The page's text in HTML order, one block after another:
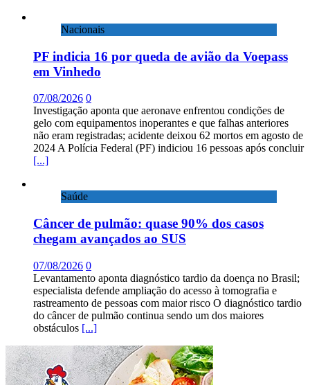
Nacionais
PF indicia 16 por queda de avião da Voepass
em Vinhedo
07/08/2026 0
Investigação aponta que aeronave enfrentou condições de
gelo com equipamentos inoperantes e que falhas anteriores
não eram registradas; acidente deixou 62 mortos em agosto de
2024 A Polícia Federal (PF) indiciou 16 pessoas após concluir
[...]
Saúde
Câncer de pulmão: quase 90% dos casos
chegam avançados ao SUS
07/08/2026 0
Levantamento aponta diagnóstico tardio da doença no Brasil;
especialista defende ampliação do acesso à tomografia e
rastreamento de pessoas com maior risco O diagnóstico tardio
do câncer de pulmão continua sendo um dos maiores
obstáculos [...]